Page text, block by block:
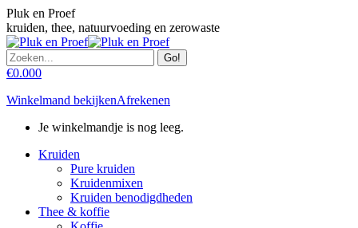
Skip
to
content
Pluk en Proef
kruiden, thee, natuurvoeding en zerowaste
Search:
€0.000
Winkelmand bekijkenAfrekenen
Je winkelmandje is nog leeg.
Kruiden
Pure kruiden
Kruidenmixen
Kruiden benodigdheden
Thee & koffie